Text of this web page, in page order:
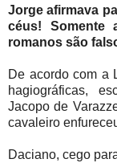
Jorge afirmava
céus! Somente
romanos são
De acordo com a
hagiográficas,
Jacopo de
cavaleiro
Daciano, cego